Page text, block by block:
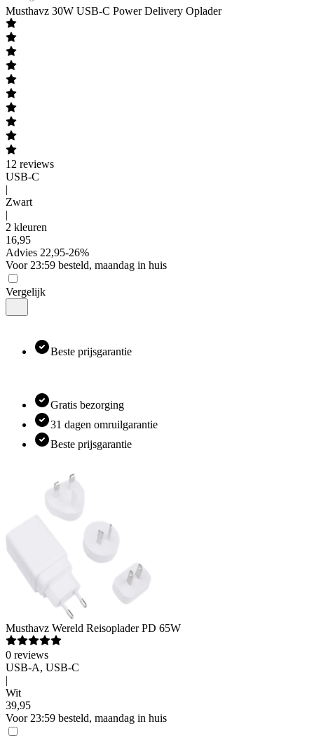
Musthavz 30W USB-C Power Delivery Oplader
12 reviews
USB-C
|
Zwart
|
2 kleuren
16,95
Advies 22,95-26%
Voor 23:59 besteld, maandag in huis
Vergelijk
Beste prijsgarantie
Gratis bezorging
31 dagen omruilgarantie
Beste prijsgarantie
Musthavz Wereld Reisoplader PD 65W
0 reviews
USB-A, USB-C
|
Wit
39,95
Voor 23:59 besteld, maandag in huis